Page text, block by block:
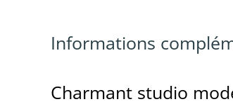
Informations
Charmant studio